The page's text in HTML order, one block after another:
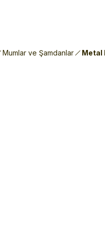
Mumlar ve Şamdanlar Metal